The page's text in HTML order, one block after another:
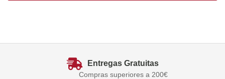
Entregas Gratuitas
Compras superiores a 200€